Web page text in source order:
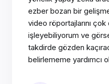
ezber bozan bir
video röportajlarını çok
işleyebiliyorum ve
takdirde gözden
belirlememe yardımcı